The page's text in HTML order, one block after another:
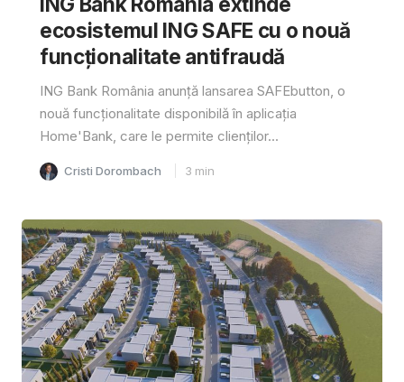
ecosistemul ING SAFE cu o nouă
funcționalitate antifraudă
ING Bank România anunță lansarea SAFEbutton, o
nouă funcționalitate disponibilă în aplicația
Home'Bank, care le permite clienților...
Cristi Dorombach 3 min